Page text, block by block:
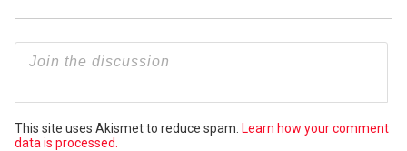
This site uses Akismet to reduce spam. Learn how your comment
data is processed.